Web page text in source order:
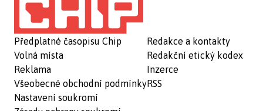
Předplatné časopisu Chip
Volná místa
Reklama
Všeobecné obchodní podmínky
Nastavení soukromí
Redakce a kontakty
Redakční etický kodex
Inzerce
RSS